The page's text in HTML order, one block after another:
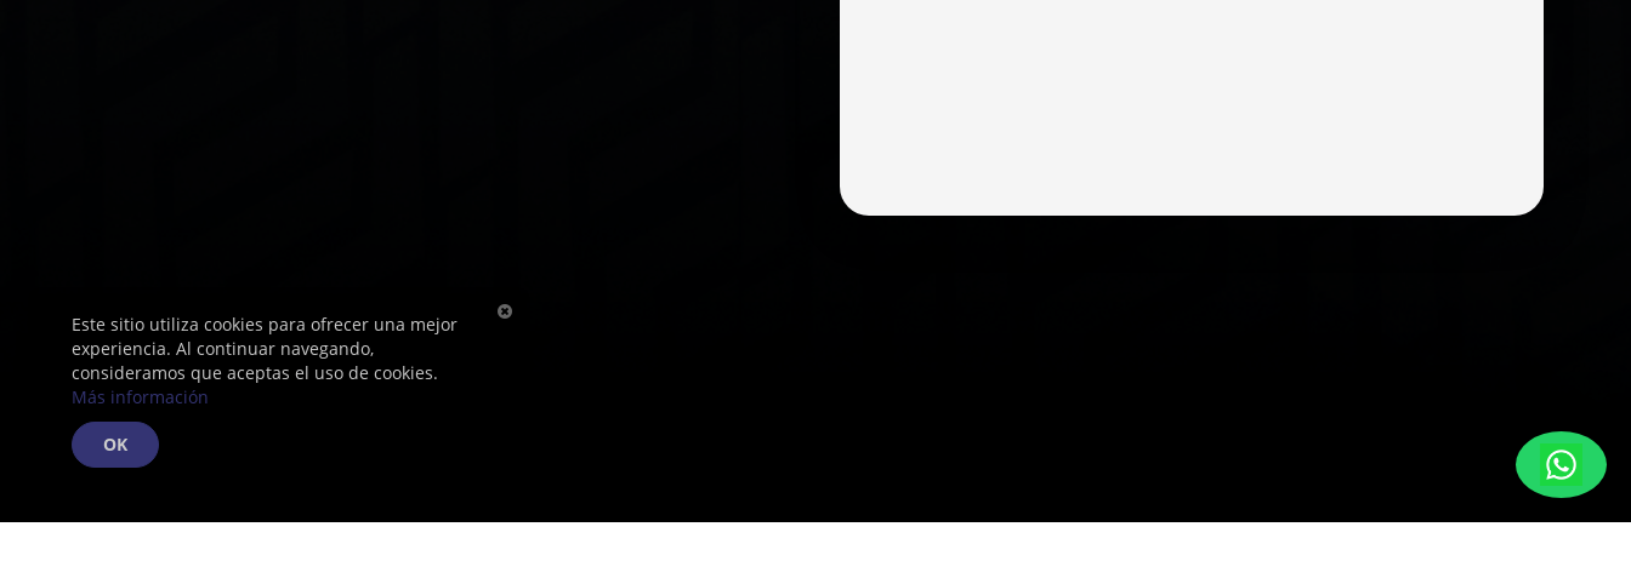
Este sitio utiliza cookies para ofrecer una mejor
experiencia. Al continuar navegando,
consideramos que aceptas el uso de cookies.
Más información
OK